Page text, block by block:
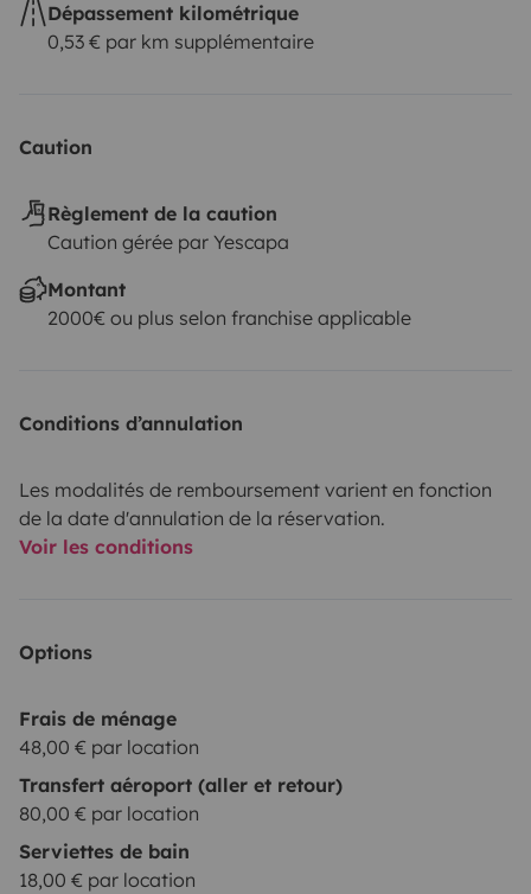
Dépassement kilométrique
0,53 € par km supplémentaire
Caution
Règlement de la caution
Caution gérée par Yescapa
Montant
2000€ ou plus selon franchise applicable
Conditions d’annulation
Les modalités de remboursement varient en fonction
de la date d'annulation de la réservation.
Voir les conditions
Options
Frais de ménage
48,00 € par location
Transfert aéroport (aller et retour)
80,00 € par location
Serviettes de bain
18,00 € par location